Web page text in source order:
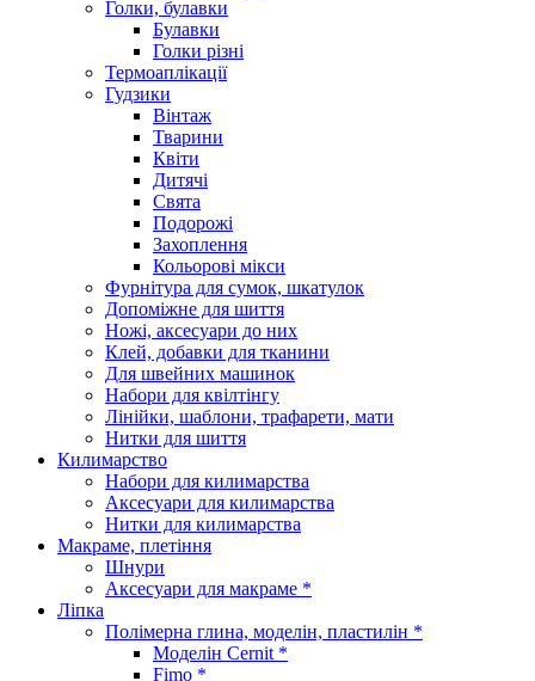
Голки, булавки
Булавки
Голки різні
Термоаплікації
Гудзики
Вінтаж
Тварини
Квіти
Дитячі
Свята
Подорожі
Захоплення
Кольорові мікси
Фурнітура для сумок, шкатулок
Допоміжне для шиття
Ножі, аксесуари до них
Клей, добавки для тканини
Для швейних машинок
Набори для квілтінгу
Лінійки, шаблони, трафарети, мати
Нитки для шиття
Килимарство
Набори для килимарства
Аксесуари для килимарства
Нитки для килимарства
Макраме, плетіння
Шнури
Аксесуари для макраме *
Ліпка
Полімерна глина, моделін, пластилін *
Моделін Cernit *
Fimo *